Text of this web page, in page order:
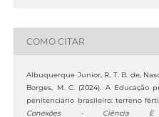
COMO CITAR
Albuquerque Junior, R. T. B. de,
Borges, M. C. (2024). A Educação
penitenciário brasileiro: terreno
Conexões - Ciência E